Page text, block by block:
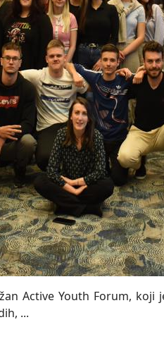
Active Youth Forum,
...